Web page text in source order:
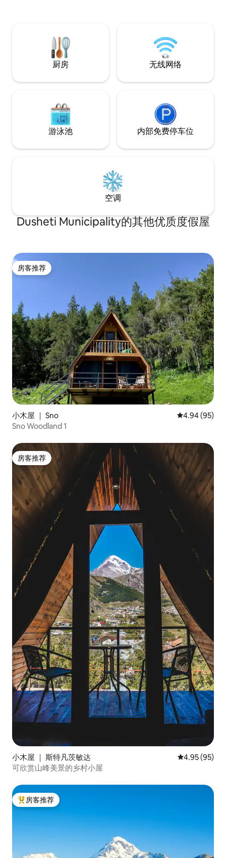
厨房 无线网络
游泳池 内部免费停车位
空调
Dusheti Municipality的其他优质度假屋
房客推荐
房客推荐
小木屋 ｜ Sno 平均评分 4.94
4.94 (95)
Sno Woodland 1
房客推荐
房客推荐
小木屋 ｜ 斯特凡茨敏达 平均评分
4.95 (95)
可欣赏山峰美景的乡村小屋
热门「房客推荐」
房客推荐